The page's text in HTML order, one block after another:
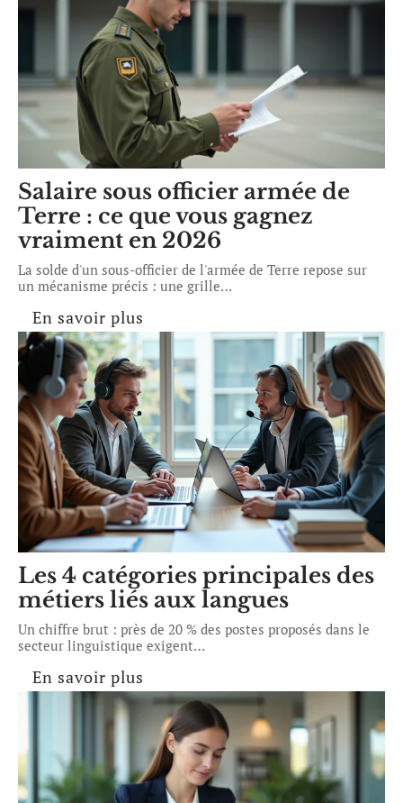
Salaire sous officier armée de
Terre : ce que vous gagnez
vraiment en 2026
La solde d'un sous-officier de l'armée de Terre repose sur
un mécanisme précis : une grille…
En savoir plus
Les 4 catégories principales des
métiers liés aux langues
Un chiffre brut : près de 20 % des postes proposés dans le
secteur linguistique exigent…
En savoir plus